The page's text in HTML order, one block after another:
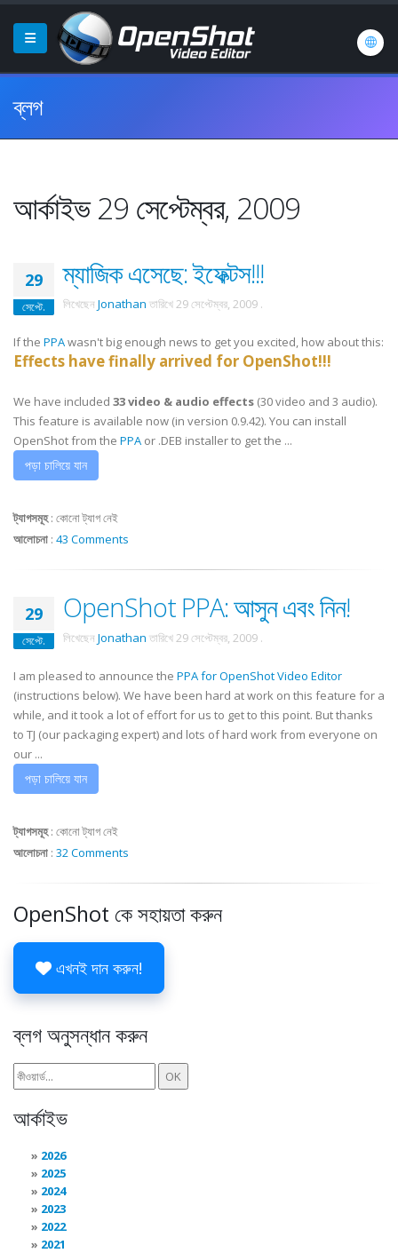
ব্লগ
আর্কাইভ 29 সেপ্টেম্বর, 2009
29
সেপ্টে.
ম্যাজিক এসেছে: ইফেক্টস!!!
লিখেছেন Jonathan তারিখে29 সেপ্টেম্বর, 2009 .
If the PPAwasn't big enough news to get you excited, how about this:
Effects have finally arrived for OpenShot!!!
We have included 33video & audio effects (30 video and 3 audio).
This feature is available now (in version 0.9.42). You can install
OpenShot from the PPA or .DEB installer to get the ...
পড়া চালিয়ে যান
ট্যাগসমূহ: কোনো ট্যাগ নেই
আলোচনা : 43 Comments
29
সেপ্টে.
OpenShot PPA: আসুন এবং নিন!
লিখেছেন Jonathan তারিখে29 সেপ্টেম্বর, 2009 .
I am pleased to announce the PPA for OpenShot Video Editor
(instructions below). We have been hard at work on this feature for a
while, and it took a lot of effort for us to get to this point. But thanks
to TJ (our packaging expert) and lots of hard work from everyone on
our ...
পড়া চালিয়ে যান
ট্যাগসমূহ: কোনো ট্যাগ নেই
আলোচনা : 32 Comments
OpenShot কে সহায়তা করুন
এখনই দান করুন!
ব্লগ অনুসন্ধান করুন
আর্কাইভ
2026
2025
2024
2023
2022
2021